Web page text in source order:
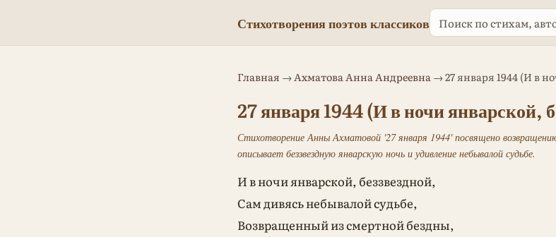
Стихотворения поэтов классиков
Главная →Ахматова Анна Андреевна → 27 января 1944 (И в
27 января 1944 (И в ночи январской,
Стихотворение Анны Ахматовой '27 января 1944' посвящено
описывает беззвездную январскую ночь и удивление небывалой судьбе.
И в ночи январской, беззвездной,
Сам дивясь небывалой судьбе,
Возвращенный из смертной бездны,